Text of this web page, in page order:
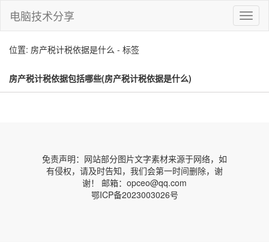
切
换
电脑技术分享
位置: 房产税计税依据是什么 - 标签
房产税计税依据包括哪些(房产税计税依据是什么)
免责声明：网站部分图片文字素材来源于网络，如
有侵权，请及时告知，我们会第一时间删除，谢
谢！ 邮箱：opceo@qq.com
鄂ICP备2023003026号